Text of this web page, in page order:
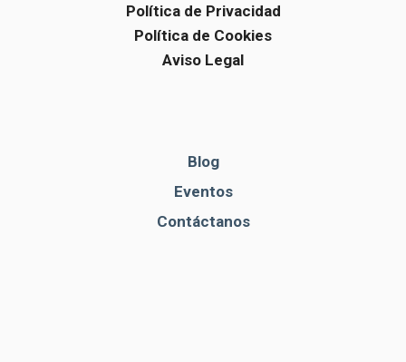
Política de Privacidad
Política de Cookies
Aviso Legal
Blog
Eventos
Contáctanos